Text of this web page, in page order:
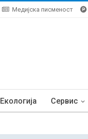
Медијска писменост
Екологија Сервис